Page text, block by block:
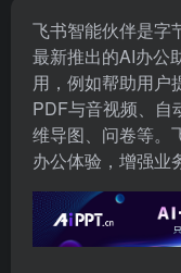
飞书智能伙伴是字
最新推出的AI办公
用，例如帮助用户
PDF与音视频、自
维导图、问卷等。
办公体验，增强业